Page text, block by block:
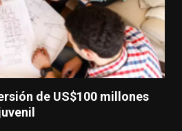
de US$100 millones